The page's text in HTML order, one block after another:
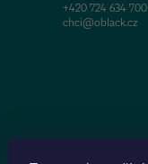
+420 724 634 700
chci@oblack.cz